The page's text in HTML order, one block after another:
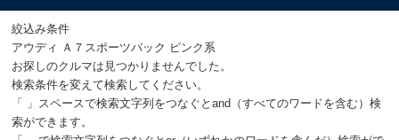
絞込み条件
アウディ Ａ７スポーツバック ピンク系
お探しのクルマは見つかりませんでした。
検索条件を変えて検索してください。
「 」スペースで検索文字列をつなぐとand（すべてのワードを含む）検
索ができます。